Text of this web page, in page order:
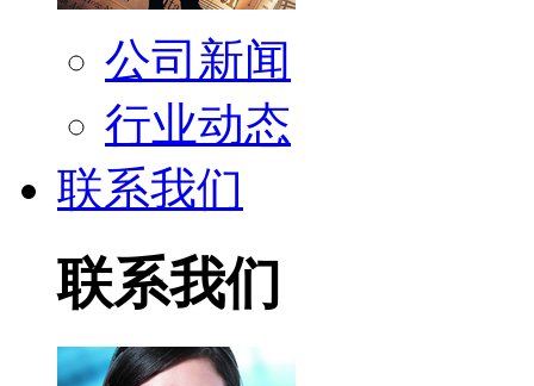
公司新闻
行业动态
联系我们
联系我们